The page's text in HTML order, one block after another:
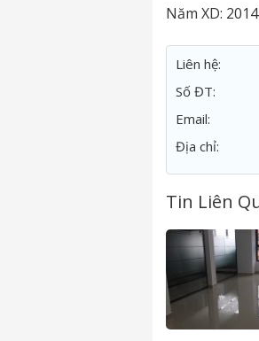
Năm XD: 2014
Liên hệ:
Số ĐT:
Email:
Địa chỉ:
Tin Liên